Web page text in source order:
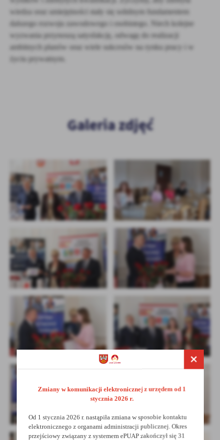
wiedza oraz umiejętności stały się solidnym fundamentem
dalszego rozwoju zawodowego i osobistego. Niech kolejne
wyzwania przynoszą satysfakcję, odwagę do realizacji
ambitnych planów oraz wiele sukcesów na rynku pracy i w
życiu prywatnym.
Galeria zdjęć
Zmiany w komunikacji elektronicznej z urzędem od 1
stycznia 2026 r.
Od 1 stycznia 2026 r. nastąpiła zmiana w sposobie kontaktu
elektronicznego z organami administracji publicznej. Okres
przejściowy związany z systemem ePUAP zakończył się 31